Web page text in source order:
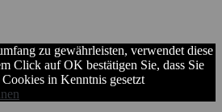
zu gewährleisten, verwendet diese
Click auf OK bestätigen Sie, dass Sie
in Kenntnis gesetzt